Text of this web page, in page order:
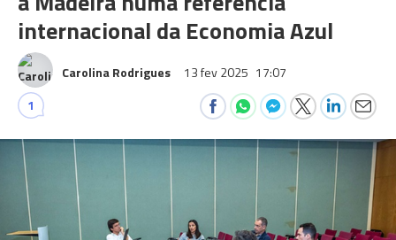
internacional da Economia Azul
Carolina Rodrigues 13 fev 2025 17:07
1